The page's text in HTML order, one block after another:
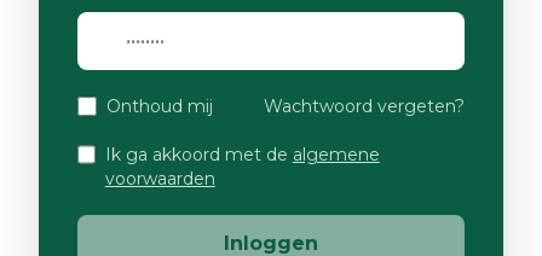
Onthoud mij Wachtwoord vergeten?
Ik ga akkoord met de algemene
voorwaarden
Inloggen